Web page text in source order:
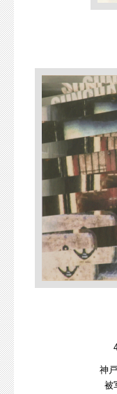
神
被